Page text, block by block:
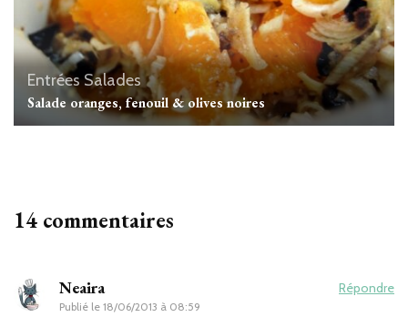
EntréesSalades
Salade oranges, fenouil & olives noires
14 commentaires
Neaira
Publié le 18/06/2013 à 08:59
Répondre